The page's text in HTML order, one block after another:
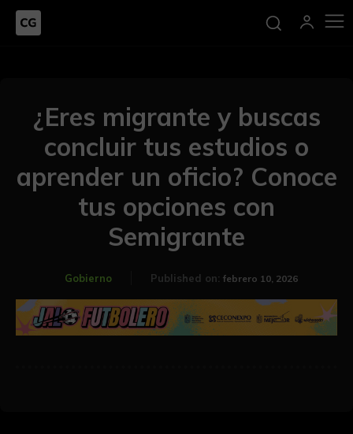
¿Eres migrante y buscas
concluir tus estudios o
aprender un oficio? Conoce
tus opciones con
Semigrante
Gobierno Published on: febrero 10, 2026